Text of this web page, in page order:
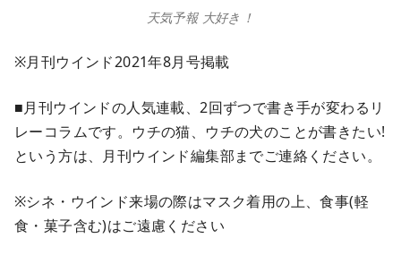
天気予報 大好き！
※月刊ウインド2021年8月号掲載
■月刊ウインドの人気連載、2回ずつで書き手が変わるリ
レーコラムです。ウチの猫、ウチの犬のことが書きたい!
という方は、月刊ウインド編集部までご連絡ください。
※シネ・ウインド来場の際はマスク着用の上、食事(軽
食・菓子含む)はご遠慮ください